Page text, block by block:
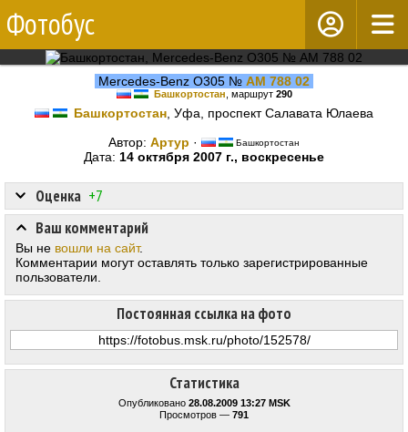
Фотобус
Mercedes-Benz O305 № АМ 788 02
Башкортостан , маршрут 290
Башкортостан , Уфа, проспект Салавата Юлаева
Автор: Aртур · Башкортостан
Дата: 14 октября 2007 г., воскресенье
Статистика
Опубликовано 28.08.2009 13:27 MSK
Просмотров — 791
Оценка +7
Постоянная ссылка на фото
Ваш комментарий
Вы не вошли на сайт.
Комментарии могут оставлять только зарегистрированные
пользователи.